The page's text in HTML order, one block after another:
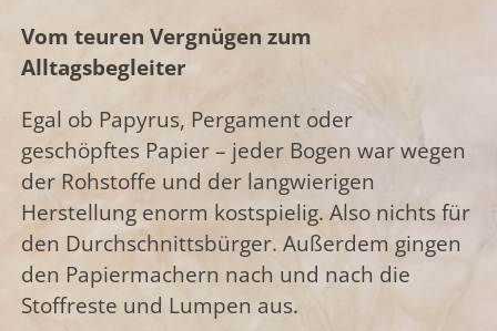
Vom teuren Vergnügen zum
Alltagsbegleiter
Egal ob Papyrus, Pergament oder
geschöpftes Papier – jeder Bogen war wegen
der Rohstoffe und der langwierigen
Herstellung enorm kostspielig. Also nichts für
den Durchschnittsbürger. Außerdem gingen
den Papiermachern nach und nach die
Stoffreste und Lumpen aus.